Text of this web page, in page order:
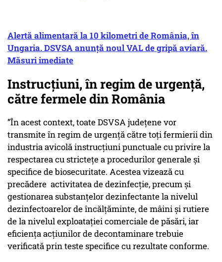
Alertă alimentară la 10 kilometri de România, în
Ungaria. DSVSA anunță noul VAL de gripă aviară.
Măsuri imediate
Instrucțiuni, în regim de urgență,
către fermele din România
”În acest context, toate DSVSA județene vor
transmite în regim de urgență către toți fermierii din
industria avicolă instrucțiuni punctuale cu privire la
respectarea cu strictețe a procedurilor generale și
specifice de biosecuritate. Acestea vizează cu
precădere activitatea de dezinfecție, precum și
gestionarea substanțelor dezinfectante la nivelul
dezinfectoarelor de încălțăminte, de mâini și rutiere
de la nivelul exploatației comerciale de păsări, iar
eficiența acțiunilor de decontaminare trebuie
verificată prin teste specifice cu rezultate conforme.